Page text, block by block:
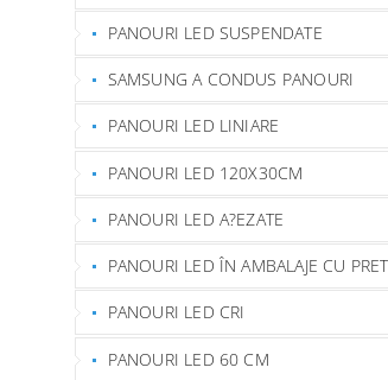
PANOURI LED SUSPENDATE
SAMSUNG A CONDUS PANOURI
PANOURI LED LINIARE
PANOURI LED 120X30CM
PANOURI LED A?EZATE
PANOURI LED ÎN AMBALAJE CU
PANOURI LED CRI
PANOURI LED 60 CM